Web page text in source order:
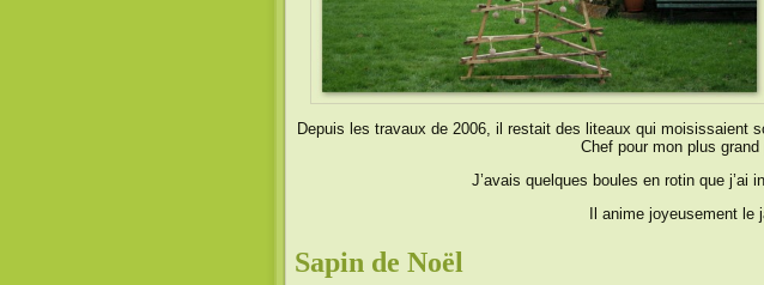
Depuis les travaux de 2006, il restait des liteaux qui moisissaient
Chef pour mon plus grand
J’avais quelques boules en rotin que j’ai
Il anime joyeusement le
Sapin de Noël